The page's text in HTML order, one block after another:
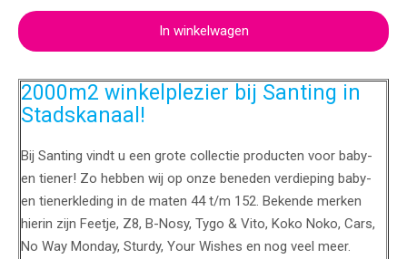
In winkelwagen
2000m2 winkelplezier bij Santing in
Stadskanaal!
Bij Santing vindt u een grote collectie producten voor baby-
en tiener! Zo hebben wij op onze beneden verdieping baby-
en tienerkleding in de maten 44 t/m 152. Bekende merken
hierin zijn Feetje, Z8, B-Nosy, Tygo & Vito, Koko Noko, Cars,
No Way Monday, Sturdy, Your Wishes en nog veel meer.